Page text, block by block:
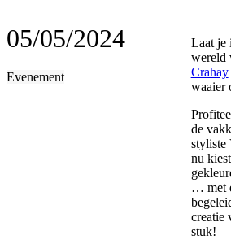
05/05/2024
Evenement
Laat je
wereld
Crahay
waaier
de
styliste
nu
… met
creatie
stuk!